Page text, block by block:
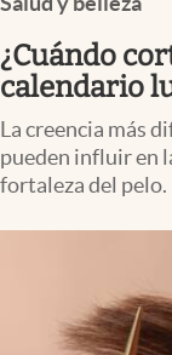
Columnistas
Otras secciones
Apertura
Infotechnology
Clase
Mundial 2026
¿Cuándo
calendario
La creencia más
pueden influir en
fortaleza del pelo.